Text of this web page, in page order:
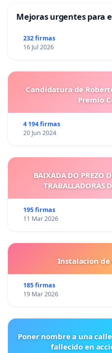
Mejoras urgentes para
232 firmas
16 Jul 2026
Candidatura de
Premio
4 194 firmas
20 Jun 2024
BAIXADA DO PREZO
TRABALLADORAS
195 firmas
11 Mar 2026
Instalacion
185 firmas
19 Mar 2026
Poner nombre a una
fallecido en